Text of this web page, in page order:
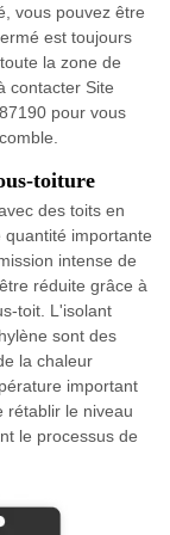
vous pouvez être
est toujours
la zone de
contacter Site
pour vous
toiture
des toits en
importante
intense de
réduite grâce à
toit. L'isolant
sont des
la chaleur
important
rétablir le niveau
le processus de